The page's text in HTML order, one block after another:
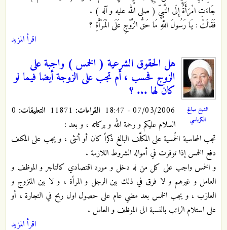
جَاءَتِ امْرَأَةٌ إِلَى النَّبِيِّ ( صلى الله عليه و آله ) .
فَقَالَتْ : يَا رَسُولَ اللَّهِ مَا حَقُّ الزَّوْجِ عَلَى الْمَرْأَةِ ؟
اقرأ المزيد
الشيخ صالح
الكرباسي
هل الحقوق الشرعية ( الخمس ) واجبة على
الزوج فحسب ، أم تجب على الزوجة أيضا فيما لو
كان لها ... ؟
07/03/2006 - 18:47 القراءات: التعليقات:
السلام عليكم و رحمة الله و بركاته ، و بعد :
تجب المحاسبة الخُمسية على المكلَّف البالغ ذكراً كان أو أنثى ، و يجب على المكلف
دفع الخمس إذا توفرت في أمواله الشروط اللازمة .
و الخمس واجب على كل من له دخل و مورد اقتصادي كالتاجر و الموظف و
العامل و غيرهم و لا فرق في ذلك بين الرجل و المرأة ، و لا بين المتزوج و
العازب ، و يجب الخمس بعد مضي عام على حصول اول ربح في التجارة ، أو
على استلام الراتب بالنسبة الى الموظف و العامل .
اقرأ المزيد